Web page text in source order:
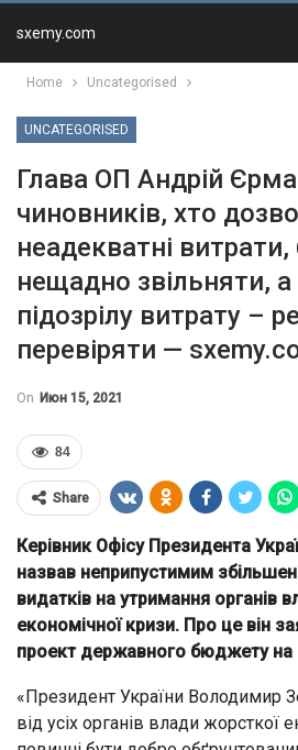
sxemy.com
Home Uncategorised
UNCATEGORISED
Глава ОП Андрій
чиновників, хто
неадекватні витрати,
нещадно звільняти,
підозрілу витрату –
перевіряти —
On Июн 15, 2021
84
Share
Керівник Офісу Президента
назвав неприпустимим
видатків на утримання органів
економічної кризи. Про це він
проект державного бюджету на
«Президент України Володимир
від усіх органів влади жорсткої